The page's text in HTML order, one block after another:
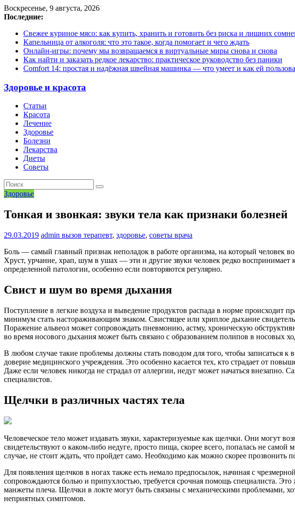
Воскресенье, 9 августа, 2026
Последние:
Свежее куриное мясо: как купить, хранить и готовить без риска и лишних
Капельница от алкоголя: что это такое, когда помогает и чего ждать
Онлайн-игры: почему мы возвращаемся в виртуальные миры снова и снова
Как найти и заказать редкое лекарство: практическое руководство без паники
Comfort 14: простая и надёжная швейная машинка — что умеет и как ей
Здоровье и красота
Статьи
Красота
Лечение
Здоровье
Болезни
Лекарства
Диеты
Советы
Здоровье
Тонкая и звонкая: звуки тела как признаки болезней
29.03.2019 admin вызов терапевт, здоровье, советы врача
Боль — самый главный признак неполадок в работе организма, на который человек
Хруст, урчание, храп, шум в ушах — эти и другие звуки человек редко воспринимает
определенной патологии, особенно если повторяются регулярно.
Свист и шум во время дыхания
Поступление в легкие воздуха и выведение продуктов распада в норме происходит
минимум стать настораживающим знаком. Свистящее или хриплое дыхание
Поражение альвеол может сопровождать пневмонию, астму, хроническую
во время носового дыхания может быть связано с образованием полипов в носовых
В любом случае такие проблемы должны стать поводом для того, чтобы записаться
доверие медицинского учреждения. Это особенно касается тех, кто страдает от
Даже если человек никогда не страдал от аллергии, недуг может начаться
специалистов.
Щелчки в различных частях тела
Человеческое тело может издавать звуки, характеризуемые как щелчки. Они могут
свидетельствуют о каком-либо недуге, просто пища, скорее всего, попалась не
случае, не стоит ждать, что пройдет само. Необходимо как можно скорее
Для появления щелчков в ногах также есть немало предпосылок, начиная с
сопровождаются болью и припухлостью, требуется срочная помощь специалиста.
манжеты плеча. Щелчки в локте могут быть связаны с механическими проблемами,
неприятных симптомов.